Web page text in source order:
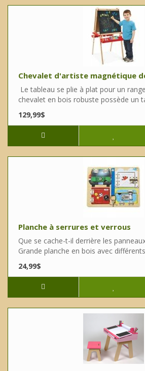
Chevalet d'artiste magnétique
Le tableau se plie à plat pour un
chevalet en bois robuste possède un
129,99$
Planche à serrures et verrous
Que se cache-t-il derrière les
Grande planche en bois avec
24,99$